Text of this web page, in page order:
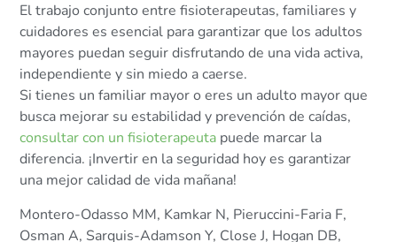
El trabajo conjunto entre fisioterapeutas, familiares y
cuidadores es esencial para garantizar que los adultos
mayores puedan seguir disfrutando de una vida activa,
independiente y sin miedo a caerse.
Si tienes un familiar mayor o eres un adulto mayor que
busca mejorar su estabilidad y prevención de caídas,
consultar con un fisioterapeuta puede marcar la
diferencia. ¡Invertir en la seguridad hoy es garantizar
una mejor calidad de vida mañana!
Montero-Odasso MM, Kamkar N, Pieruccini-Faria F,
Osman A, Sarquis-Adamson Y, Close J, Hogan DB,